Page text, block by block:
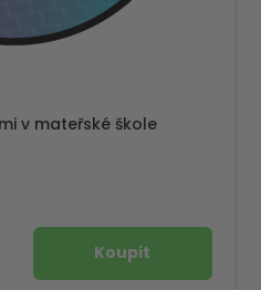
v mateřské škole